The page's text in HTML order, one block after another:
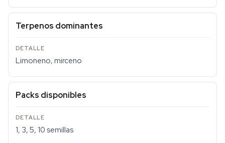
Terpenos dominantes
Limoneno, mirceno
Packs disponibles
1, 3, 5, 10 semillas